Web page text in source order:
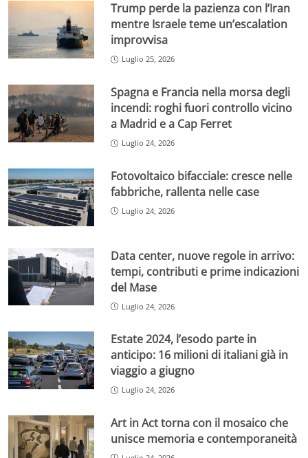
Trump perde la pazienza con l’Iran
mentre Israele teme un’escalation
improvvisa
Luglio 25, 2026
Spagna e Francia nella morsa degli
incendi: roghi fuori controllo vicino
a Madrid e a Cap Ferret
Luglio 24, 2026
Fotovoltaico bifacciale: cresce nelle
fabbriche, rallenta nelle case
Luglio 24, 2026
Data center, nuove regole in arrivo:
tempi, contributi e prime indicazioni
del Mase
Luglio 24, 2026
Estate 2024, l’esodo parte in
anticipo: 16 milioni di italiani già in
viaggio a giugno
Luglio 24, 2026
Art in Act torna con il mosaico che
unisce memoria e contemporaneità